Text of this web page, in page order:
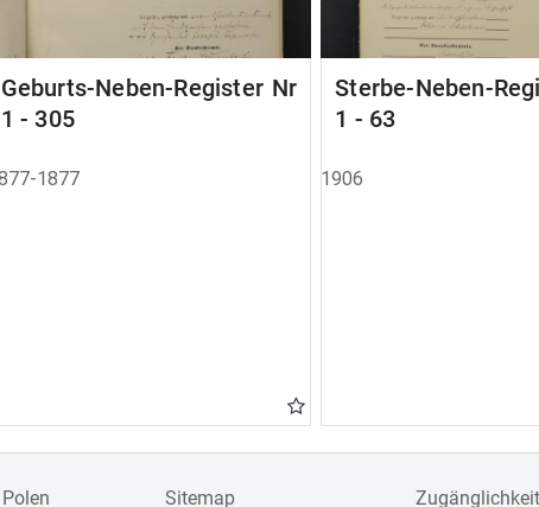
Geburts-Neben-Register Nr
1 - 305
1877
Sterbe-Neben-
1 - 63
1906
Sitemap